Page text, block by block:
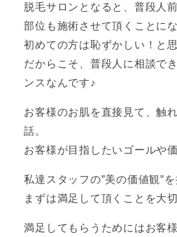
脱毛サロンとなると、普段人
部位も施術させて頂くことに
初めての方は恥ずかしい！と
だからこそ、普段人に相談で
ンスなんです♪
お客様のお肌を直接見て、触
話。
お客様が目指したいゴールや
私達スタッフの”美の価値観”
まずは満足して頂くことを大
満足してもらうためにはお客